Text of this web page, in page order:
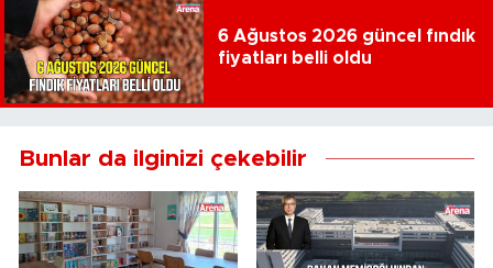
6 Ağustos 2026 güncel fındık
fiyatları belli oldu
Bunlar da ilginizi çekebilir